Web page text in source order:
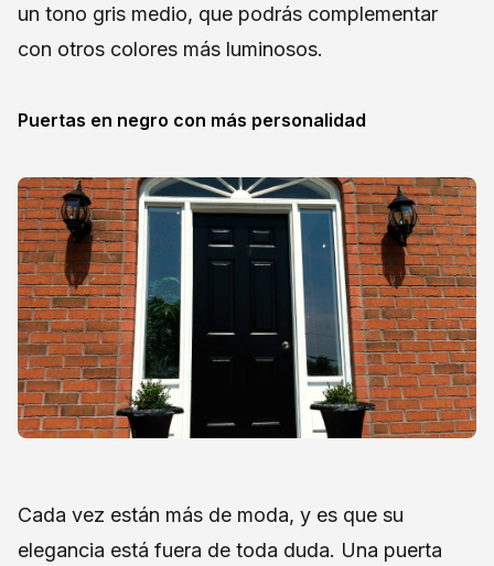
un tono gris medio, que podrás complementar
con otros colores más luminosos.
Puertas en negro con más personalidad
Cada vez están más de moda, y es que su
elegancia está fuera de toda duda. Una puerta